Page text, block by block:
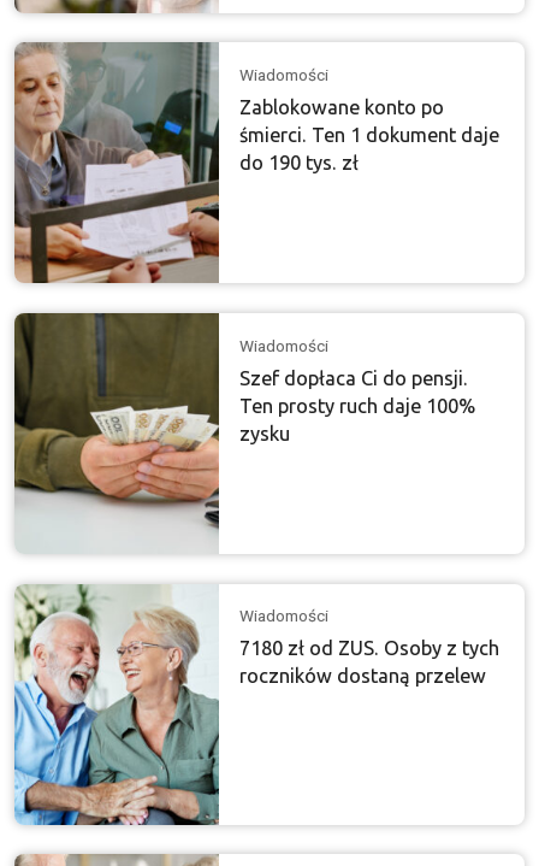
Wiadomości
Zablokowane konto po
śmierci. Ten 1 dokument daje
do 190 tys. zł
Wiadomości
Szef dopłaca Ci do pensji.
Ten prosty ruch daje 100%
zysku
Wiadomości
7180 zł od ZUS. Osoby z tych
roczników dostaną przelew